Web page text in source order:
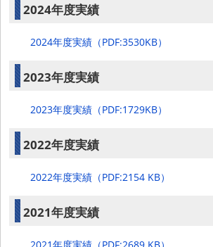
2024年度実績
2024年度実績（PDF:3530KB）
2023年度実績
2023年度実績（PDF:1729KB）
2022年度実績
2022年度実績（PDF:2154 KB）
2021年度実績